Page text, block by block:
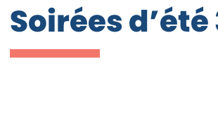
Soirées